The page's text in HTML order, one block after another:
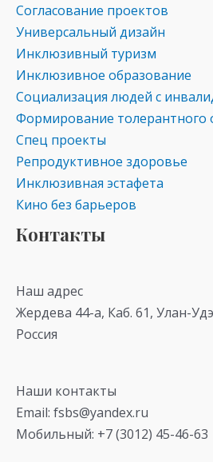
Согласование проектов
Универсальный дизайн
Инклюзивный туризм
Инклюзивное образование
Социализация людей с
Формирование толерантного
Спец проекты
Репродуктивное здоровье
Инклюзивная эстафета
Кино без барьеров
Контакты
Наш адрес
Жердева 44-а, Каб. 61, Улан-
Россия
Наши контакты
Email: fsbs@yandex.ru
Мобильный: +7 (3012) 45-46-63